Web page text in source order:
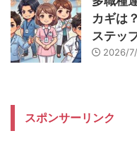
カギは
ステッ
2026/
スポンサーリンク